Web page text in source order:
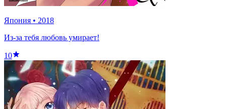
Япония • 2018
Из-за тебя любовь умирает!
10